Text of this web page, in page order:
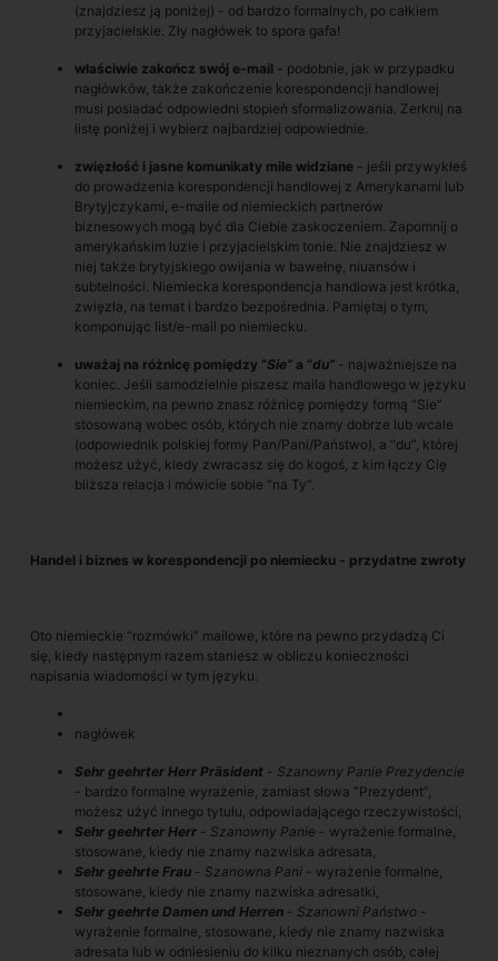
(znajdziesz ją poniżej) - od bardzo formalnych, po całkiem
przyjacielskie. Zły nagłówek to spora gafa!
właściwie zakończ swój e-mail - podobnie, jak w przypadku
nagłówków, także zakończenie korespondencji handlowej
musi posiadać odpowiedni stopień sformalizowania. Zerknij na
listę poniżej i wybierz najbardziej odpowiednie.
zwięzłość i jasne komunikaty mile widziane - jeśli przywykłeś
do prowadzenia korespondencji handlowej z Amerykanami lub
Brytyjczykami, e-maile od niemieckich partnerów
biznesowych mogą być dla Ciebie zaskoczeniem. Zapomnij o
amerykańskim luzie i przyjacielskim tonie. Nie znajdziesz w
niej także brytyjskiego owijania w bawełnę, niuansów i
subtelności. Niemiecka korespondencja handlowa jest krótka,
zwięzła, na temat i bardzo bezpośrednia. Pamiętaj o tym,
komponując list/e-mail po niemiecku.
uważaj na różnicę pomiędzy “Sie” a “du” - najważniejsze na
koniec. Jeśli samodzielnie piszesz maila handlowego w języku
niemieckim, na pewno znasz różnicę pomiędzy formą “Sie”
stosowaną wobec osób, których nie znamy dobrze lub wcale
(odpowiednik polskiej formy Pan/Pani/Państwo), a “du”, której
możesz użyć, kiedy zwracasz się do kogoś, z kim łączy Cię
bliższa relacja i mówicie sobie “na Ty”.
Handel i biznes w korespondencji po niemiecku - przydatne zwroty
Oto niemieckie “rozmówki” mailowe, które na pewno przydadzą Ci
się, kiedy następnym razem staniesz w obliczu konieczności
napisania wiadomości w tym języku.
nagłówek
Sehr geehrter Herr Präsident - Szanowny Panie Prezydencie
- bardzo formalne wyrażenie, zamiast słowa “Prezydent”,
możesz użyć innego tytułu, odpowiadającego rzeczywistości,
Sehr geehrter Herr - Szanowny Panie - wyrażenie formalne,
stosowane, kiedy nie znamy nazwiska adresata,
Sehr geehrte Frau - Szanowna Pani - wyrażenie formalne,
stosowane, kiedy nie znamy nazwiska adresatki,
Sehr geehrte Damen und Herren - Szanowni Państwo -
wyrażenie formalne, stosowane, kiedy nie znamy nazwiska
adresata lub w odniesieniu do kilku nieznanych osób, całej